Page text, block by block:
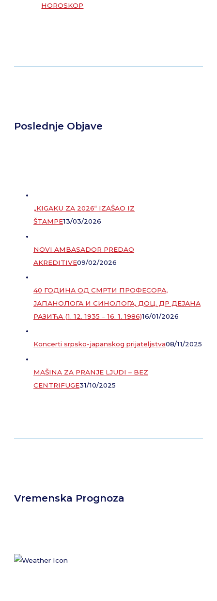
HOROSKOP
Poslednje Objave
„KIGAKU ZA 2026“ IZAŠAO IZ
ŠTAMPE13/03/2026
NOVI AMBASADOR PREDAO
AKREDITIVE09/02/2026
40 ГОДИНА ОД СМРТИ ПРОФЕСОРА,
ЈАПАНОЛОГА И СИНОЛОГА, ДОЦ. ДР ДЕЈАНА
РАЗИЋА (1. 12. 1935 – 16. 1. 1986)16/01/2026
Koncerti srpsko-japanskog prijateljstva08/11/2025
MAŠINA ZA PRANJE LJUDI – BEZ
CENTRIFUGE31/10/2025
Vremenska Prognoza